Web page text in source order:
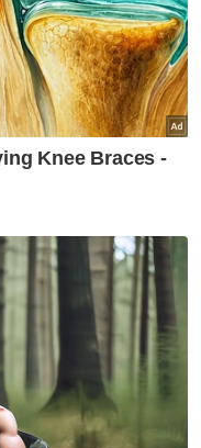
roda tukar
empat roda
Klik di sini!
K. Lumpur
Melaka
Pahang
Perak